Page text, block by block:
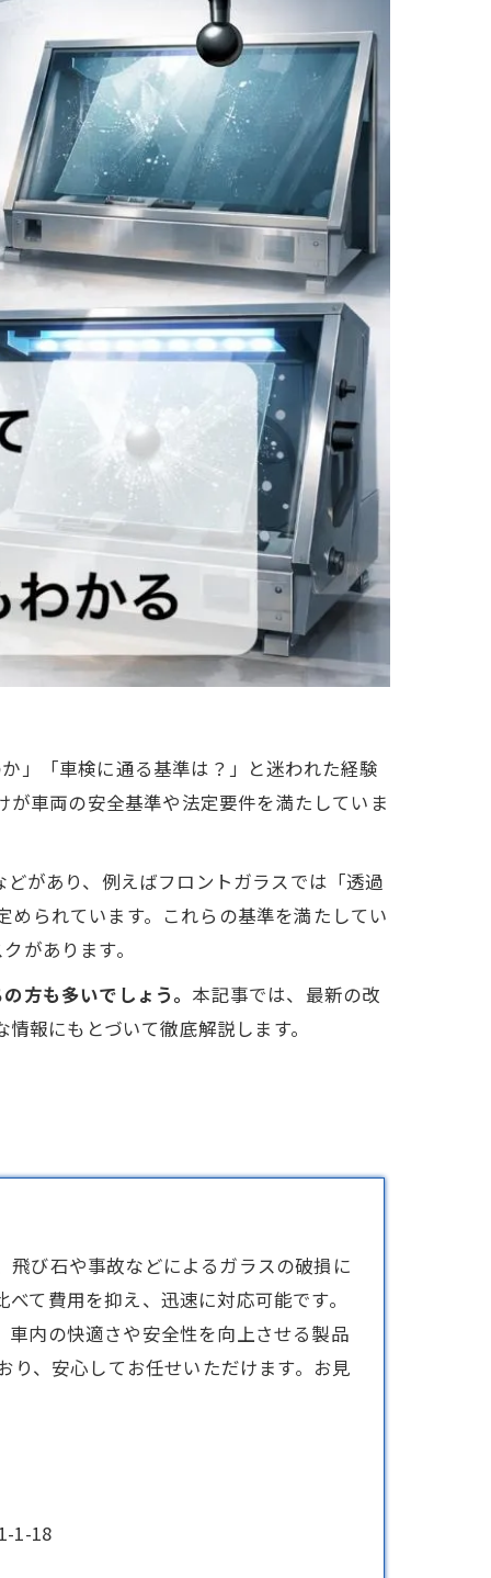
」「車検に通る基準は？」と迷われた経験
車両の安全基準や法定要件を満たしていま
があり、例えばフロントガラスでは「透過
られています。これらの基準を満たしてい
があります。
方も多いでしょう。 本記事では、最新の改
報にもとづいて徹底解説します。
飛び石や事故などによるガラスの破損に
て費用を抑え、迅速に対応可能です。
内の快適さや安全性を向上させる製品
り、安心してお任せいただけます。お見
1-18